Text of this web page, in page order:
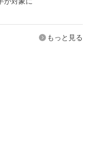
もっと見る